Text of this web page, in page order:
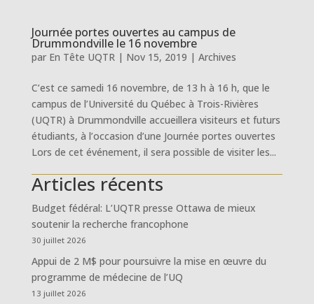
Journée portes ouvertes au campus de
Drummondville le 16 novembre
par En Tête UQTR| Nov 15, 2019 | Archives
C’est ce samedi 16 novembre, de 13 h à 16 h, que le
campus de l’Université du Québec à Trois-Rivières
(UQTR) à Drummondville accueillera visiteurs et futurs
étudiants, à l’occasion d’une Journée portes ouvertes
Lors de cet événement, il sera possible de visiter les...
Articles récents
Budget fédéral: L’UQTR presse Ottawa de mieux
soutenir la recherche francophone
30 juillet 2026
Appui de 2 M$ pour poursuivre la mise en œuvre du
programme de médecine de l’UQ
13 juillet 2026